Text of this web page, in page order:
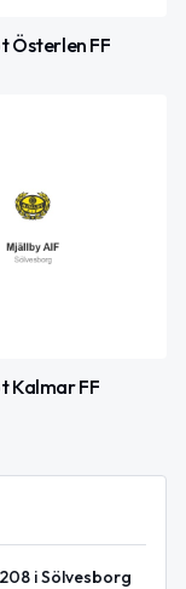
Österlen FF
Kalmar FF
i Sölvesborg